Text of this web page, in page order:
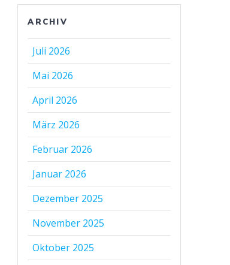
ARCHIV
Juli 2026
Mai 2026
April 2026
März 2026
Februar 2026
Januar 2026
Dezember 2025
November 2025
Oktober 2025